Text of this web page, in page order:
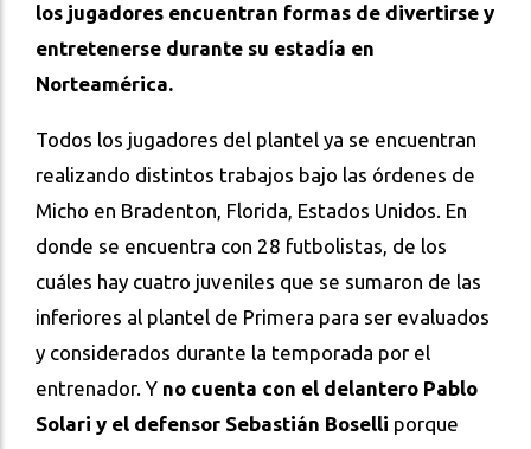
los jugadores encuentran formas de divertirse y
entretenerse durante su estadía en
Norteamérica.
Todos los jugadores del plantel ya se encuentran
realizando distintos trabajos bajo las órdenes de
Micho en Bradenton, Florida, Estados Unidos. En
donde se encuentra con 28 futbolistas, de los
cuáles hay cuatro juveniles que se sumaron de las
inferiores al plantel de Primera para ser evaluados
y considerados durante la temporada por el
entrenador. Y no cuenta con el delantero Pablo
Solari y el defensor Sebastián Boselli porque